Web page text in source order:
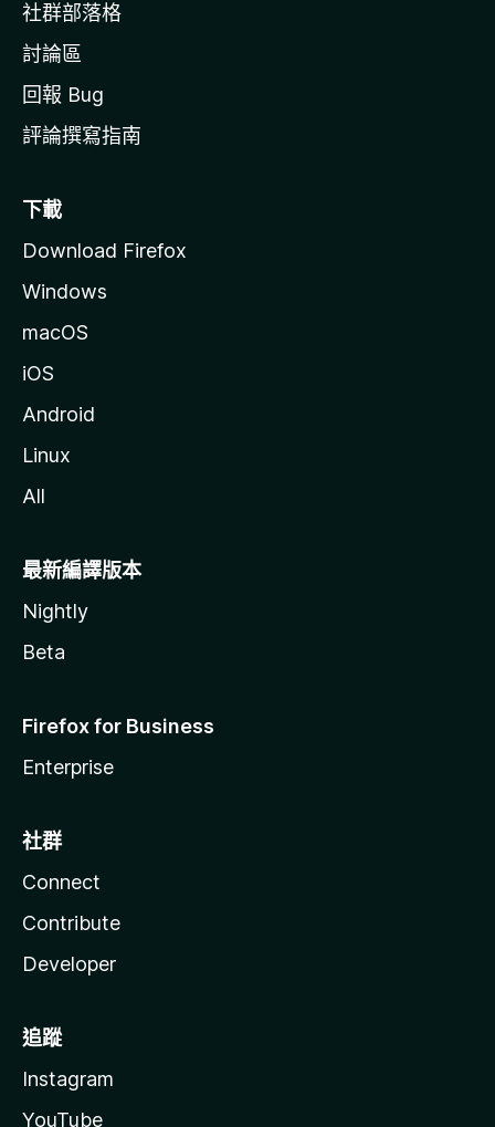
社群部落格
討論區
回報 Bug
評論撰寫指南
下載
Download Firefox
Windows
macOS
iOS
Android
Linux
All
最新編譯版本
Nightly
Beta
Firefox for Business
Enterprise
社群
Connect
Contribute
Developer
追蹤
Instagram
YouTube